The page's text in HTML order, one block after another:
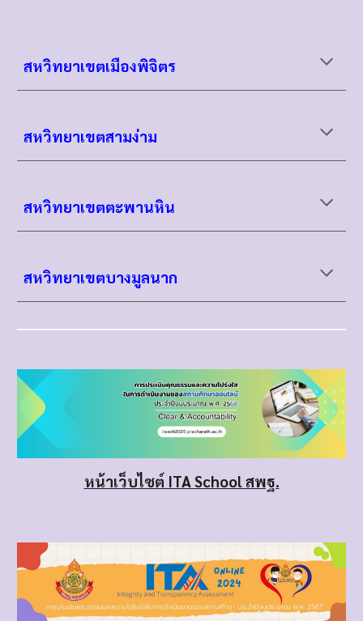
สหวิทยาเขตเมืองพิจิตร
สหวิทยาเขตสามง่าม
สหวิทยาเขตตะพานหิน
สหวิทยาเขตบางมูลนาก
หน้าเว็บไซต์ ITA School สพฐ.